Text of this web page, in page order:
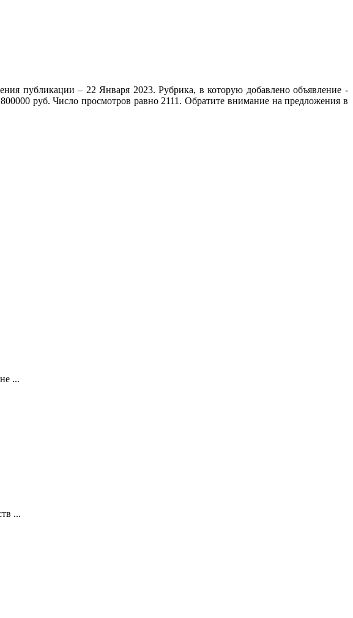
публикации – 22 Января 2023. Рубрика, в которую добавлено объявление -
руб. Число просмотров равно 2111. Обратите внимание на предложения в
...
...